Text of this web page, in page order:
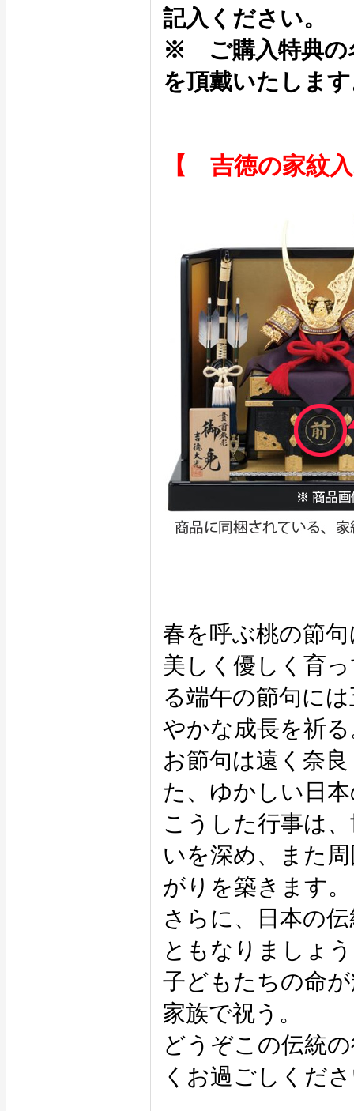
記入ください。
※ ご購入特典の
を頂戴いたしま
【 吉徳の家紋
春を呼ぶ桃の節
美しく優しく育
る端午の節句に
やかな成長を祈
お節句は遠く奈
た、ゆかしい日
こうした行事は
いを深め、また
がりを築きます。
さらに、日本の
ともなりましょ
子どもたちの命
家族で祝う。
どうぞこの伝統
くお過ごしくだ